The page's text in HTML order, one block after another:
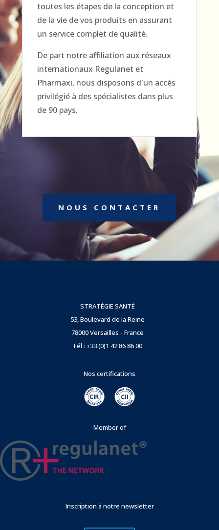
toutes les étapes de la conception et
de la vie de vos produits en assurant
un service complet de qualité.
De part notre affiliation aux réseaux
internationaux Regulanet et
Pharmaxi, nous disposons d'un accès
privilégié à des spécialistes dans plus
de 90 pays.
NOUS CONTACTER
STRATÉGIE SANTÉ
53, Boulevard de la Reine
78000 Versailles - France
Tél : +33 (0)1 42 86 86 00
Nos certifications
Member of
Inscription à notre newsletter